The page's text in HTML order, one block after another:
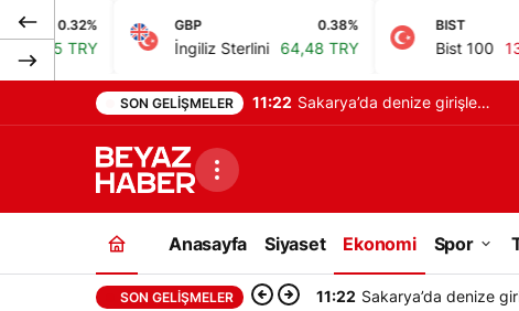
GBP
İngiliz Sterlini 64,48 TRY
BIST -0.14%
Bist 100 13.779,39 TRY
SON GELIŞMELER 11:22 Sakarya’da denize girişler
Anasayfa Siyaset Ekonomi Spor
SON GELIŞMELER 11:22 Sakarya’da denize